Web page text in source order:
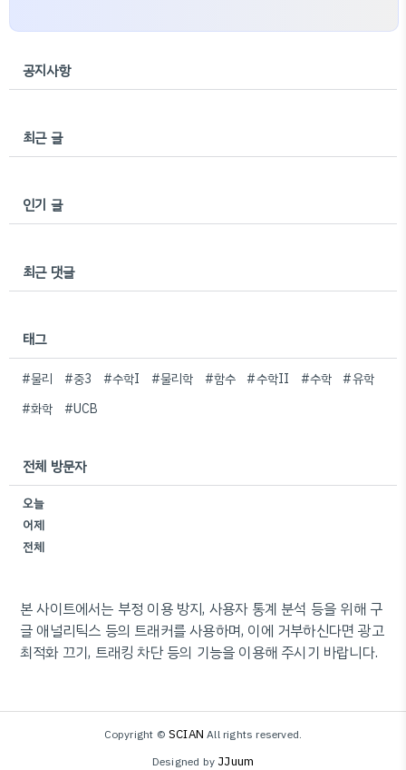
공지사항
최근 글
인기 글
최근 댓글
태그
#물리 #중3 #수학I #물리학 #함수 #수학II #수학 #유학
#화학
#UCB
전체 방문자
오늘
어제
전체
본 사이트에서는 부정 이용 방지, 사용자 통계 분석 등을 위해 구
글 애널리틱스 등의 트래커를 사용하며, 이에 거부하신다면 광고
최적화 끄기, 트래킹 차단 등의 기능을 이용해 주시기 바랍니다.
Copyright ©SCIAN All rights reserved.
Designed by JJuum